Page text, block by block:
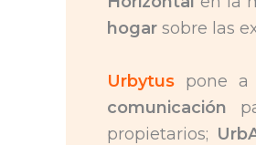
hogar sobre las
Urbytus pone a
comunicación
propietarios;